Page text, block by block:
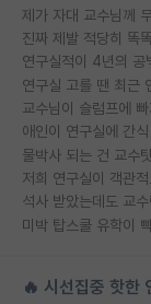
제가 자대 교수님께
연구실적이 4년의 공
연구실 고를 땐 최근
교수님이 슬럼프에
애인이 연구실에 간식
물박사 되는 건 교수
저희 연구실이 객관
석사 받았는데도 교
미박 탑스쿨 유학이
🔥 시선집중 핫한